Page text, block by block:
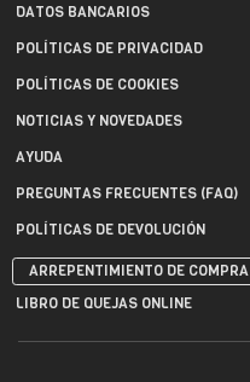
DATOS BANCARIOS
POLÍTICAS DE PRIVACIDAD
POLÍTICAS DE COOKIES
NOTICIAS Y NOVEDADES
AYUDA
PREGUNTAS FRECUENTES (FAQ)
POLÍTICAS DE DEVOLUCIÓN
ARREPENTIMIENTO DE COMPRA
LIBRO DE QUEJAS ONLINE